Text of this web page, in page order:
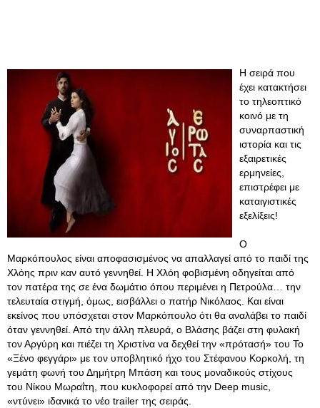
Η σειρά που
έχει κατακτήσει
το τηλεοπτικό
κοινό με τη
συναρπαστική
ιστορία και τις
εξαιρετικές
ερμηνείες,
επιστρέφει με
καταιγιστικές
εξελίξεις!
Ο
Μαρκόπουλος είναι αποφασισμένος να απαλλαγεί από το παιδί της
Χλόης πριν καν αυτό γεννηθεί. Η Χλόη φοβισμένη οδηγείται από
τον πατέρα της σε ένα δωμάτιο όπου περιμένει η Πετρούλα… την
τελευταία στιγμή, όμως, εισβάλλει ο πατήρ Νικόλαος. Και είναι
εκείνος που υπόσχεται στον Μαρκόπουλο ότι θα αναλάβει το παιδί
όταν γεννηθεί. Από την άλλη πλευρά, ο Βλάσης βάζει στη φυλακή
τον Αργύρη και πιέζει τη Χριστίνα να δεχθεί την «πρότασή» του Το
«Ξένο φεγγάρι» με τον υποβλητικό ήχο του Στέφανου Κορκολή, τη
γεμάτη φωνή του Δημήτρη Μπάση και τους μοναδικούς στίχους
του Νίκου Μωραΐτη, που κυκλοφορεί από την Deep music,
«ντύνει» ιδανικά το νέο trailer της σειράς.